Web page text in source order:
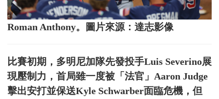
Roman Anthony。圖片來源：達志影像
比賽初期，多明尼加隊先發投手Luis Severino展
現壓制力，首局雖一度被「法官」Aaron Judge
擊出安打並保送Kyle Schwarber面臨危機，但